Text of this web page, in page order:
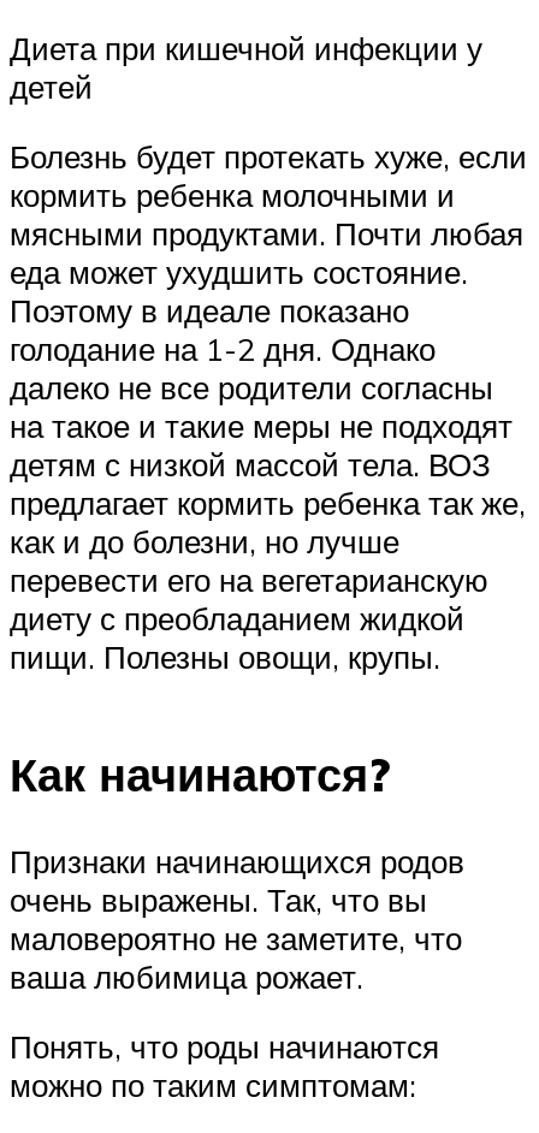
Диета при кишечной инфекции у
детей
Болезнь будет протекать хуже, если
кормить ребенка молочными и
мясными продуктами. Почти любая
еда может ухудшить состояние.
Поэтому в идеале показано
голодание на 1-2 дня. Однако
далеко не все родители согласны
на такое и такие меры не подходят
детям с низкой массой тела. ВОЗ
предлагает кормить ребенка так же,
как и до болезни, но лучше
перевести его на вегетарианскую
диету с преобладанием жидкой
пищи. Полезны овощи, крупы.
Как начинаются?
Признаки начинающихся родов
очень выражены. Так, что вы
маловероятно не заметите, что
ваша любимица рожает.
Понять, что роды начинаются
можно по таким симптомам: